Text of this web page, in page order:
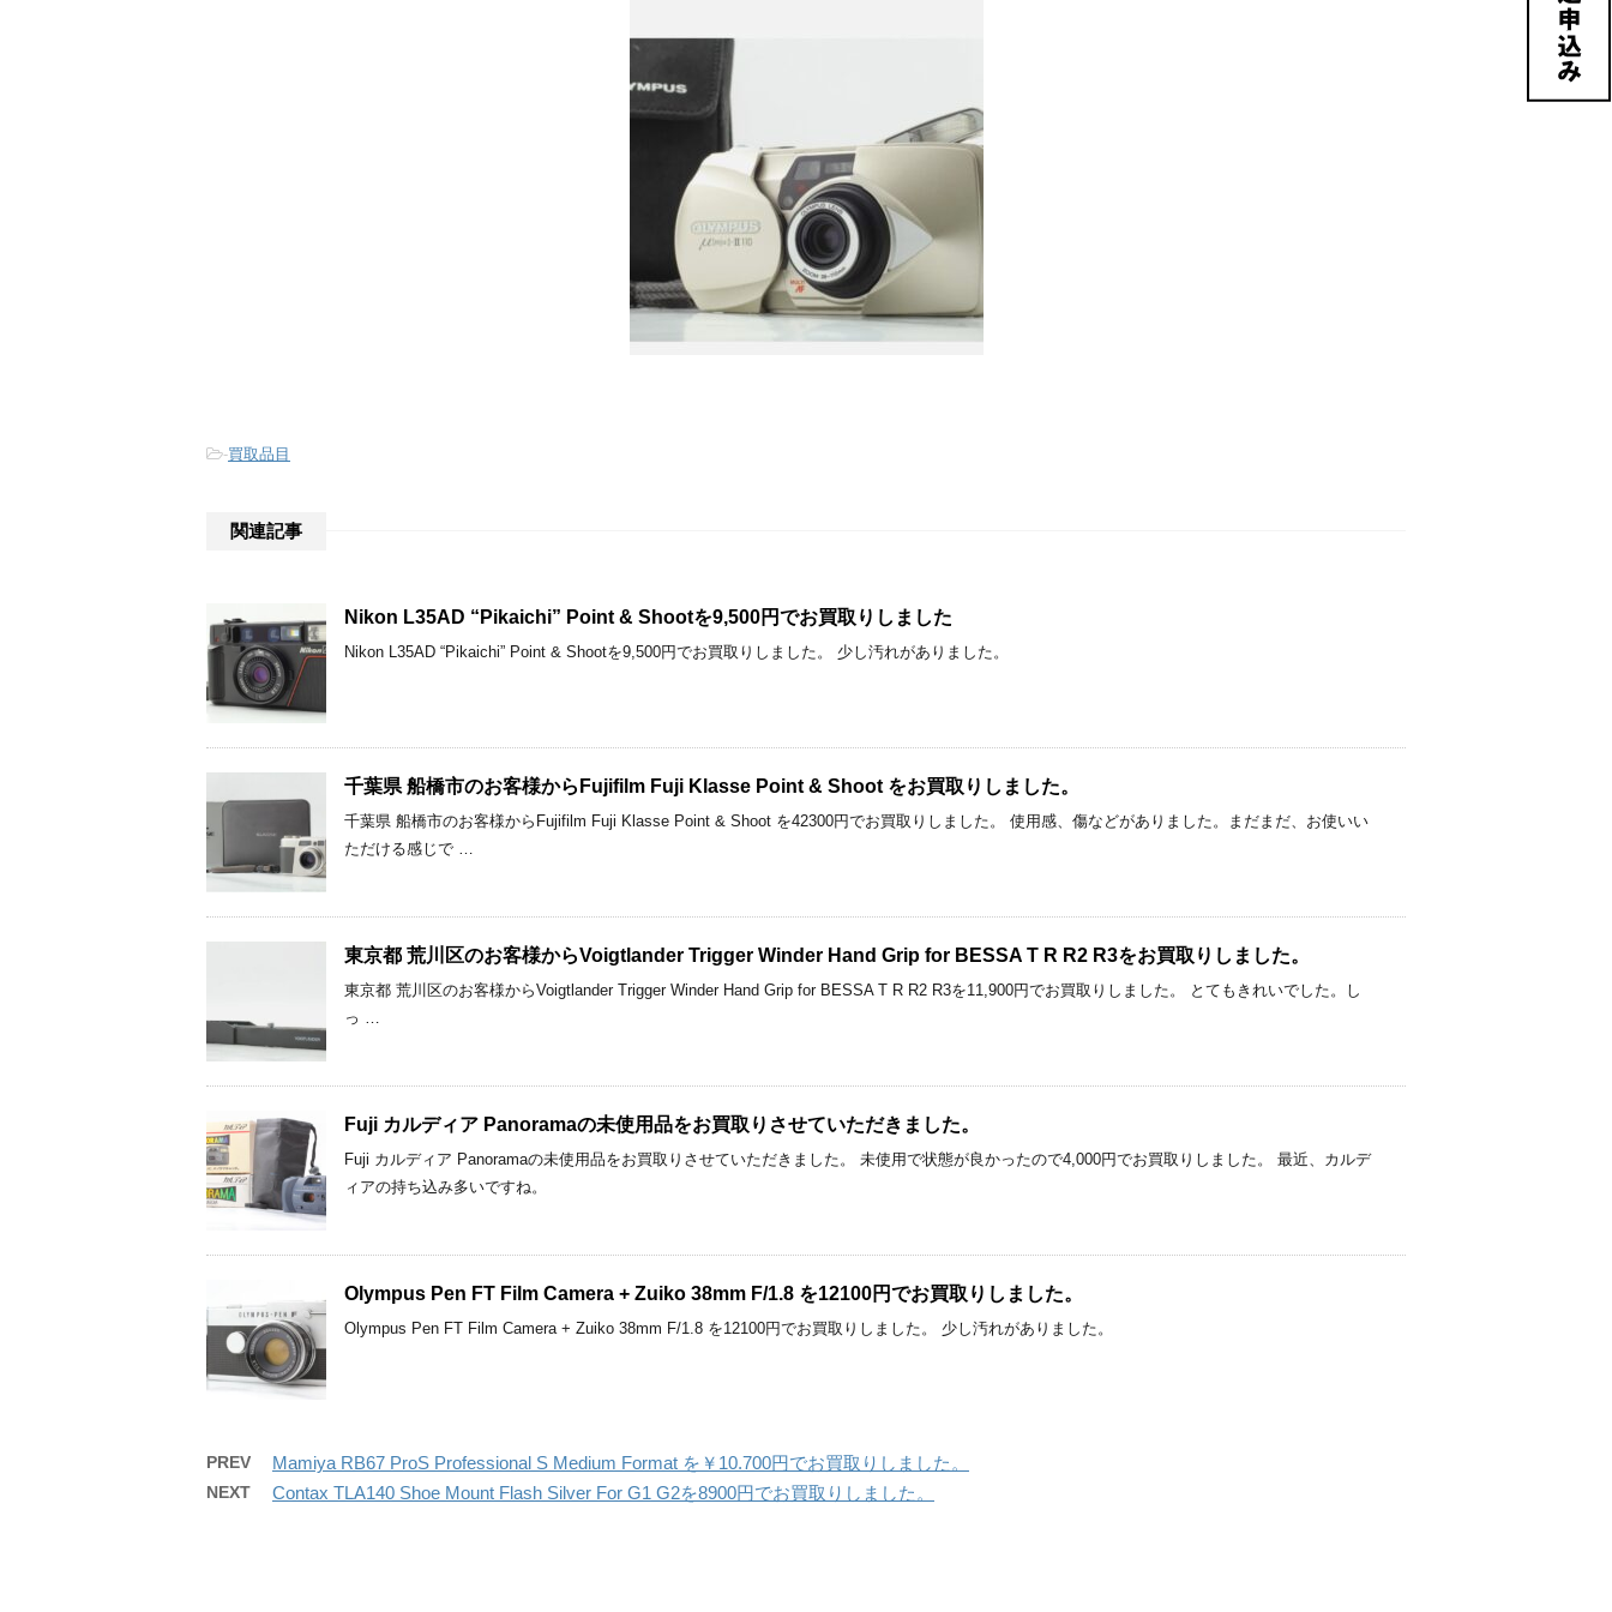
-買取品目
関連記事
Nikon L35AD “Pikaichi” Point & Shootを9,500円でお買取りしました
Nikon L35AD “Pikaichi” Point & Shootを9,500円でお買取りしました。 少し汚れがありました。
千葉県 船橋市のお客様からFujifilm Fuji Klasse Point & Shoot をお買取りしました。
千葉県 船橋市のお客様からFujifilm Fuji Klasse Point & Shoot を42300円でお買取りしました。 使用感、傷などがありました。まだまだ、お使いい
ただける感じで …
東京都 荒川区のお客様からVoigtlander Trigger Winder Hand Grip for BESSA T R R2 R3をお買取りしました。
東京都 荒川区のお客様からVoigtlander Trigger Winder Hand Grip for BESSA T R R2 R3を11,900円でお買取りしました。 とてもきれいでした。し
っ …
Fuji カルディア Panoramaの未使用品をお買取りさせていただきました。
Fuji カルディア Panoramaの未使用品をお買取りさせていただきました。 未使用で状態が良かったので4,000円でお買取りしました。 最近、カルデ
ィアの持ち込み多いですね。
Olympus Pen FT Film Camera + Zuiko 38mm F/1.8 を12100円でお買取りしました。
Olympus Pen FT Film Camera + Zuiko 38mm F/1.8 を12100円でお買取りしました。 少し汚れがありました。
PREV Mamiya RB67 ProS Professional S Medium Format を￥10.700円でお買取りしました。
NEXT Contax TLA140 Shoe Mount Flash Silver For G1 G2を8900円でお買取りしました。